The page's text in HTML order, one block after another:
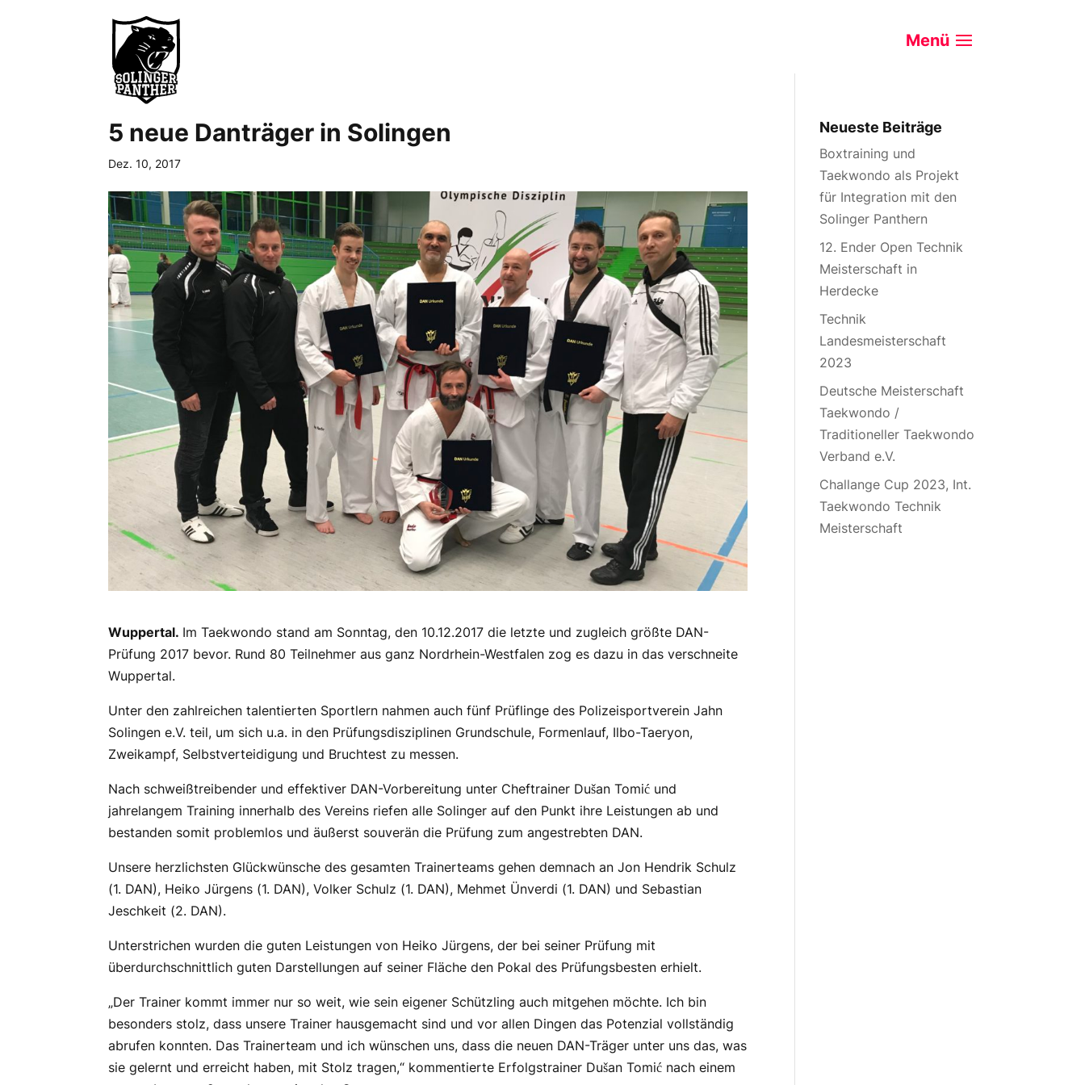
5 neue Danträger in Solingen
Dez. 10, 2017
Wuppertal. Im Taekwondo stand am Sonntag, den 10.12.2017 die letzte und zugleich größte DAN-
Prüfung 2017 bevor. Rund 80 Teilnehmer aus ganz Nordrhein-Westfalen zog es dazu in das verschneite
Wuppertal.
Unter den zahlreichen talentierten Sportlern nahmen auch fünf Prüflinge des Polizeisportverein Jahn
Solingen e.V. teil, um sich u.a. in den Prüfungsdisziplinen Grundschule, Formenlauf, Ilbo-Taeryon,
Zweikampf, Selbstverteidigung und Bruchtest zu messen.
Nach schweißtreibender und effektiver DAN-Vorbereitung unter Cheftrainer Dušan Tomić und
jahrelangem Training innerhalb des Vereins riefen alle Solinger auf den Punkt ihre Leistungen ab und
bestanden somit problemlos und äußerst souverän die Prüfung zum angestrebten DAN.
Unsere herzlichsten Glückwünsche des gesamten Trainerteams gehen demnach an Jon Hendrik Schulz
(1. DAN), Heiko Jürgens (1. DAN), Volker Schulz (1. DAN), Mehmet Ünverdi (1. DAN) und Sebastian
Jeschkeit (2. DAN).
Unterstrichen wurden die guten Leistungen von Heiko Jürgens, der bei seiner Prüfung mit
überdurchschnittlich guten Darstellungen auf seiner Fläche den Pokal des Prüfungsbesten erhielt.
„Der Trainer kommt immer nur so weit, wie sein eigener Schützling auch mitgehen möchte. Ich bin
besonders stolz, dass unsere Trainer hausgemacht sind und vor allen Dingen das Potenzial vollständig
abrufen konnten. Das Trainerteam und ich wünschen uns, dass die neuen DAN-Träger unter uns das, was
sie gelernt und erreicht haben, mit Stolz tragen,“ kommentierte Erfolgstrainer Dušan Tomić nach einem
Neueste Beiträge
Boxtraining und
Taekwondo als Projekt
für Integration mit den
Solinger Panthern
12. Ender Open Technik
Meisterschaft in
Herdecke
Technik
Landesmeisterschaft
2023
Deutsche Meisterschaft
Taekwondo /
Traditioneller Taekwondo
Verband e.V.
Challange Cup 2023, Int.
Taekwondo Technik
Meisterschaft